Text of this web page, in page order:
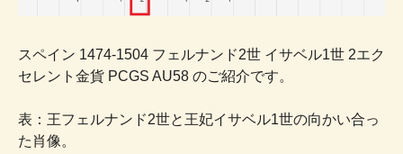
スペイン 1474-1504 フェルナンド2世 イサベル1世 2エク
セレント金貨 PCGS AU58 のご紹介です。
表：王フェルナンド2世と王妃イサベル1世の向かい合っ
た肖像。